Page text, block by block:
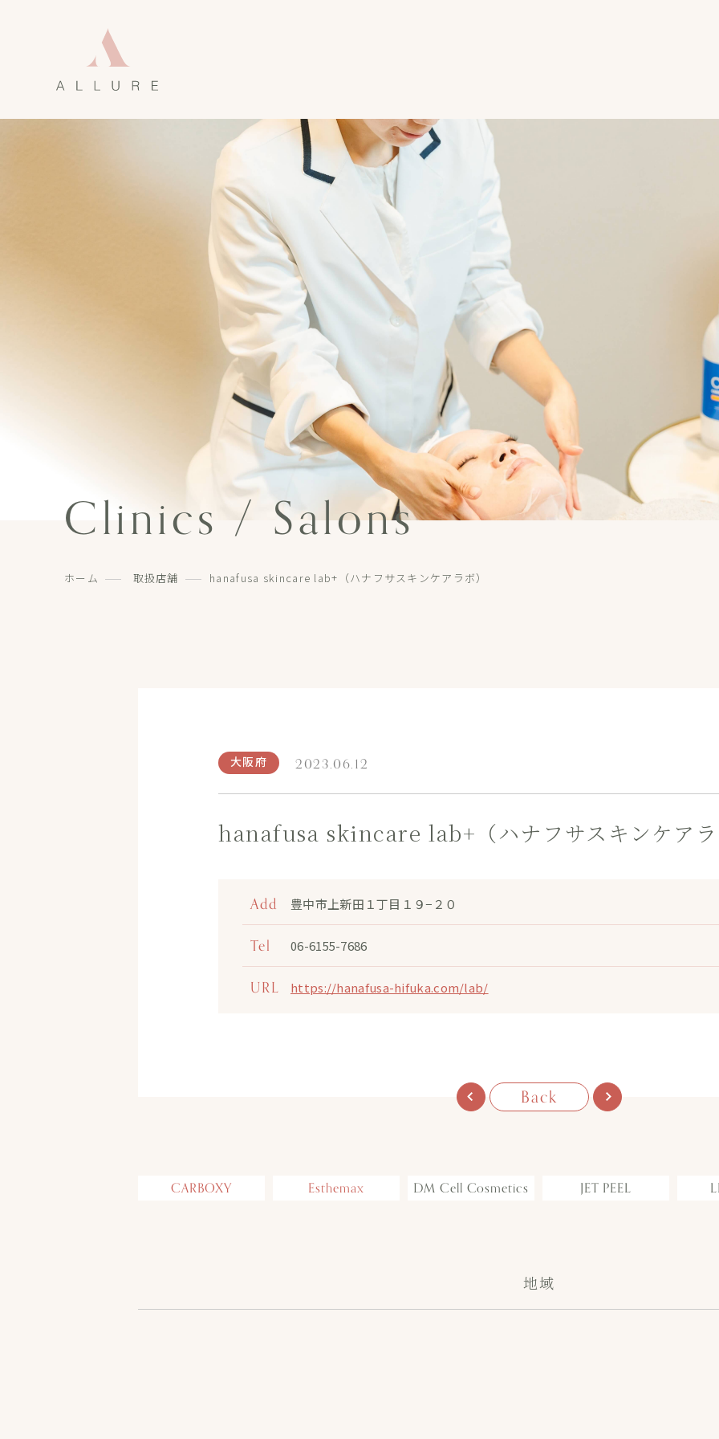
Clinics / Salons
ホーム 取扱店舗 hanafusa skincare lab+（ハナフサスキンケアラボ）
大阪府 2023.06.12
hanafusa skincare lab+（ハナフサスキンケア
Add 豊中市上新田１丁目１９−２０
Tel 06-6155-7686
URL https://hanafusa-hifuka.com/lab/
Back
CARBOXY Esthemax DM Cell Cosmetics JET PEEL
地域